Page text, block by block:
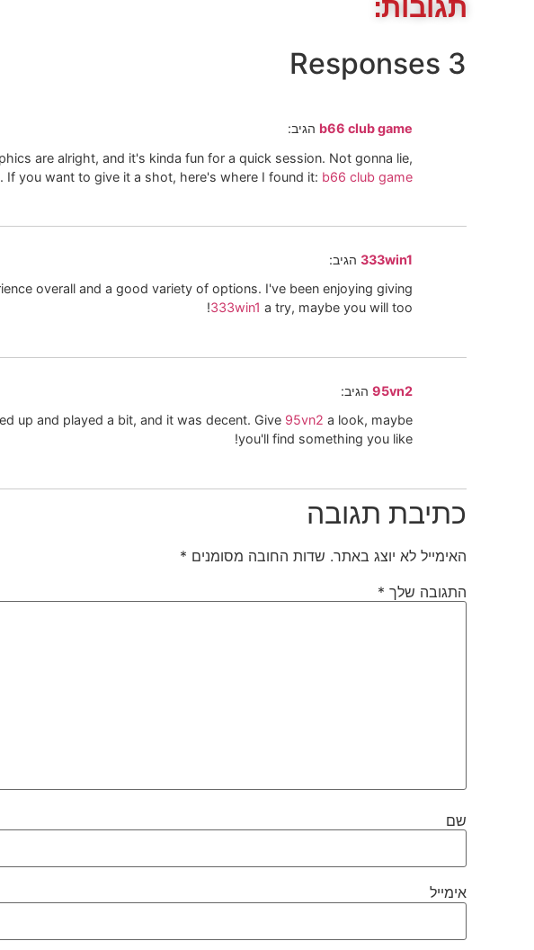
תגובות:
3 Responses
b66 club game הגיב:
are alright, and it's kinda fun for a quick session. Not gonna lie,
If you want to give it a shot, here's where I found it: b66 club game
333win1 הגיב:
overall and a good variety of options. I've been enjoying giving
333win1 a try, maybe you will too!
95vn2 הגיב:
up and played a bit, and it was decent. Give 95vn2 a look, maybe
you'll find something you like!
כתיבת תגובה
האימייל לא יוצג באתר. שדות החובה מסומנים *
התגובה שלך *
שם
אימייל